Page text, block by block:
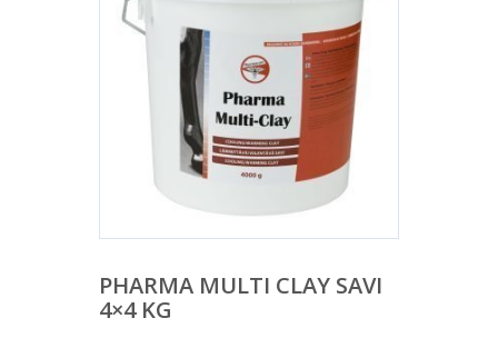
PHARMA MULTI CLAY SAVI
4×4 KG